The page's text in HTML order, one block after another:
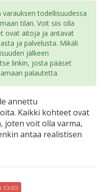
todellisuudessa
tilan. Voit siis olla
ovat aitoja ja antavat
ja palvelusta. Mikäli
jälkeen
linkin, josta pääset
palautetta.
annettu
Kaikki kohteet ovat
joten voit olla varma,
antaa realistisen
tästä